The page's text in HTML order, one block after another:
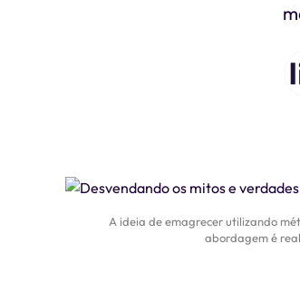
A ideia de emagrecer utilizando
abordagem é